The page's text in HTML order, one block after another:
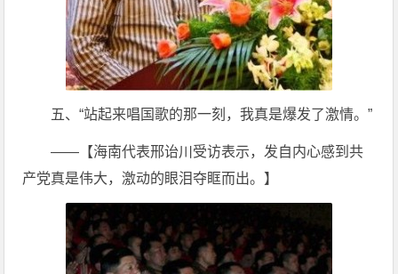
五、“站起来唱国歌的那一刻，我真是爆发了激情。”
——【海南代表邢诒川受访表示，发自内心感到共
产党真是伟大，激动的眼泪夺眶而出。】